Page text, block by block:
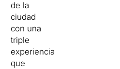
de la
ciudad
con una
triple
experiencia
que